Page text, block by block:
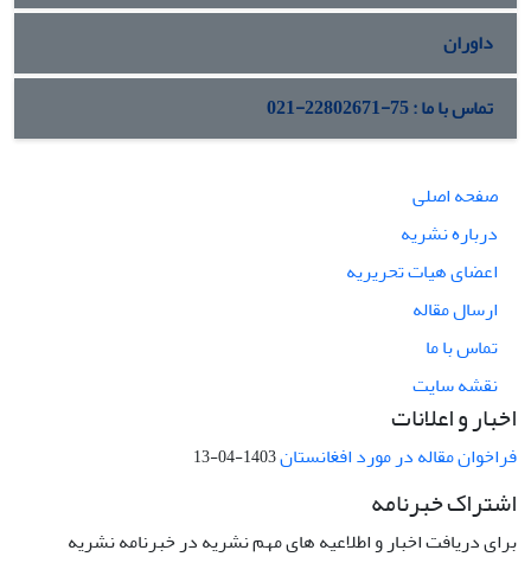
داوران
تماس با ما : 75-22802671-021
صفحه اصلی
درباره نشریه
اعضای هیات تحریریه
ارسال مقاله
تماس با ما
نقشه سایت
اخبار و اعلانات
فراخوان مقاله در مورد افغانستان1403-04-13
اشتراک خبرنامه
برای دریافت اخبار و اطلاعیه های مهم نشریه در خبرنامه نشریه